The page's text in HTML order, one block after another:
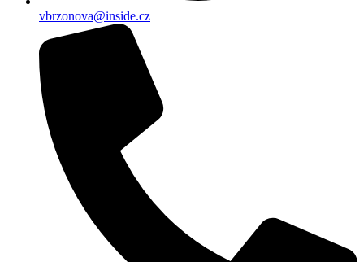
vbrzonova@inside.cz